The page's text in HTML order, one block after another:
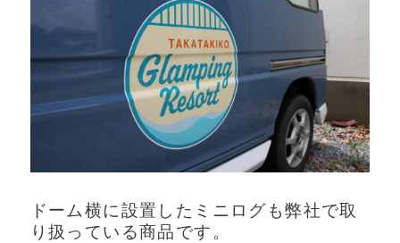
ドーム横に設置したミニログも弊社で取
り扱っている商品です。